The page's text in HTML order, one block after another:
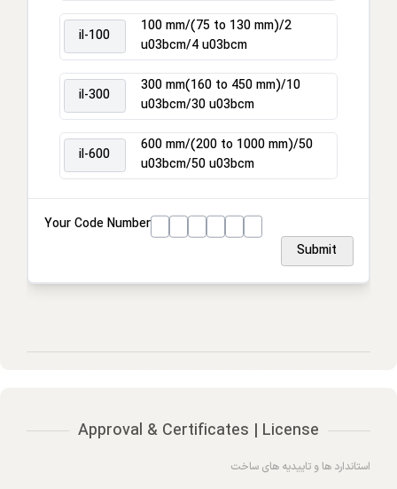
il-100
100 mm/(75 to 130 mm)/2
u03bcm/4 u03bcm
il-300
300 mm(160 to 450 mm)/10
u03bcm/30 u03bcm
il-600
600 mm/(200 to 1000 mm)/50
u03bcm/50 u03bcm
Your Code Number
Submit
Approval & Certificates | License
استاندارد ها و تاییدیه های ساخت